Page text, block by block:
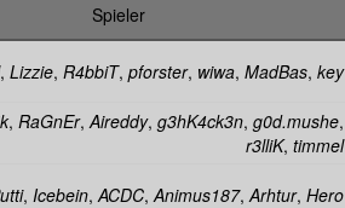
Spieler
, Lizzie, R4bbiT, pforster, wiwa, MadBas, key
, RaGnEr,Aireddy, g3hK4ck3n, g0d.mushe,
r3lliK, timmel
, Icebein,ACDC,Animus187,Arhtur, Hero